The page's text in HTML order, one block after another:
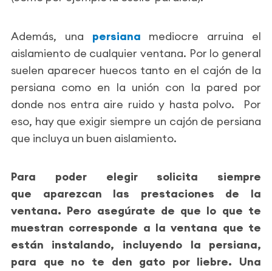
Además, una persiana mediocre arruina el
aislamiento de cualquier ventana. Por lo general
suelen aparecer huecos tanto en el cajón de la
persiana como en la unión con la pared por
donde nos entra aire ruido y hasta polvo. Por
eso, hay que exigir siempre un cajón de persiana
que incluya un buen aislamiento.
Para poder elegir solicita siempre
que aparezcan las prestaciones de la
ventana. Pero asegúrate de que lo que te
muestran corresponde a la ventana que te
están instalando, incluyendo la persiana,
para que no te den gato por liebre. Una